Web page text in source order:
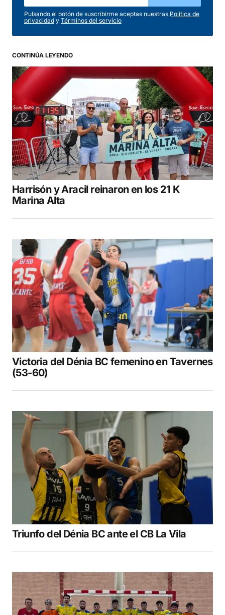
Pulsando el botón de suscribirme aceptas nuestras Política de
privacidad y Términos del servicio
CONTINÚA LEYENDO
Harrisón y Aracil reinaron en los 21 K
Marina Alta
Victoria del Dénia BC femenino en Tavernes
(53-60)
Triunfo del Dénia BC ante el CB La Vila